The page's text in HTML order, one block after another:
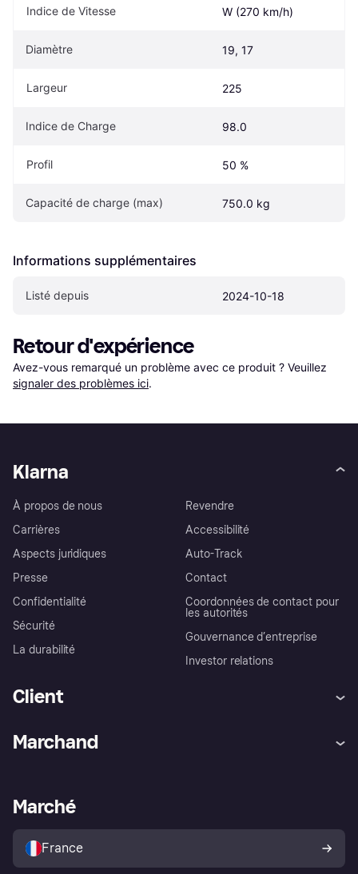
Indice de Vitesse W (270 km/h)
Diamètre 19, 17
Largeur 225
Indice de Charge 98.0
Profil 50 %
Capacité de charge (max) 750.0 kg
Informations supplémentaires
Listé depuis 2024-10-18
Retour d'expérience
Avez-vous remarqué un problème avec ce produit ? Veuillez
signaler des problèmes ici.
Klarna
À propos de nous
Carrières
Aspects juridiques
Presse
Confidentialité
Sécurité
La durabilité
Revendre
Accessibilité
Auto-Track
Contact
Coordonnées de contact pour
les autorités
Gouvernance d’entreprise
Investor relations
Client
Explorez les magasins
Politique de protection de
l’acheteur Klarna
Marchand
Portail Marchand
Marché
France